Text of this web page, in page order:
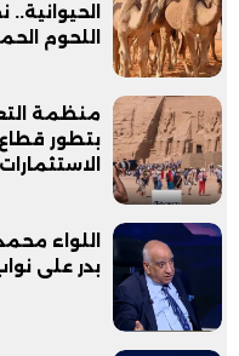
اللحوم
منظمة
بتطور
الاستثمارات
اللواء
بدر على